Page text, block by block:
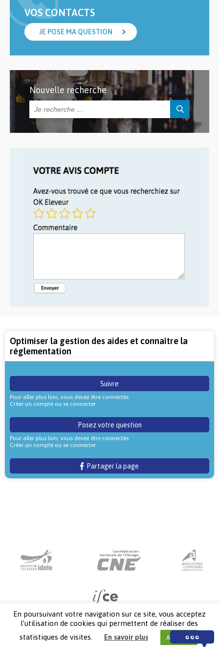
VOS CONTACTS
JE POSE MA QUESTION
Nouvelle recherche
Optimiser la gestion des aides et connaître la
réglementation
Suivre
Pour aller plus loin, vous devez être connectés
Créer un compte ou se connecter
Posez votre question
Pour aller plus loin, vous devez être connectés
Créer un compte ou se connecter
Partager la page
En poursuivant votre navigation sur ce site, vous acceptez
l’utilisation de cookies qui permettent de réaliser des
statistiques de visites.
En savoir plus Accepter